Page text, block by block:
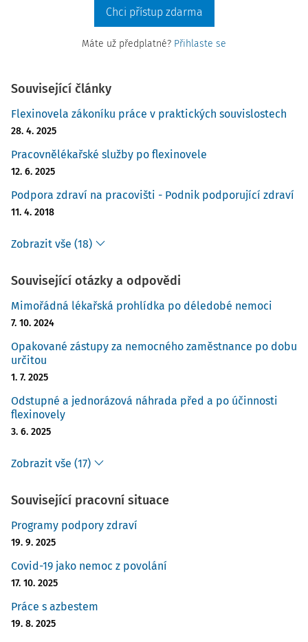
Chci přístup zdarma
Máte už předplatné? Přihlaste se
Související články
Flexinovela zákoníku práce v praktických souvislostech
28. 4. 2025
Pracovnělékařské služby po flexinovele
12. 6. 2025
Podpora zdraví na pracovišti - Podnik podporující zdraví
11. 4. 2018
Zobrazit vše (18)
Související otázky a odpovědi
Mimořádná lékařská prohlídka po déledobé nemoci
7. 10. 2024
Opakované zástupy za nemocného zaměstnance po dobu
určitou
1. 7. 2025
Odstupné a jednorázová náhrada před a po účinnosti
flexinovely
3. 6. 2025
Zobrazit vše (17)
Související pracovní situace
Programy podpory zdraví
19. 9. 2025
Covid-19 jako nemoc z povolání
17. 10. 2025
Práce s azbestem
19. 8. 2025